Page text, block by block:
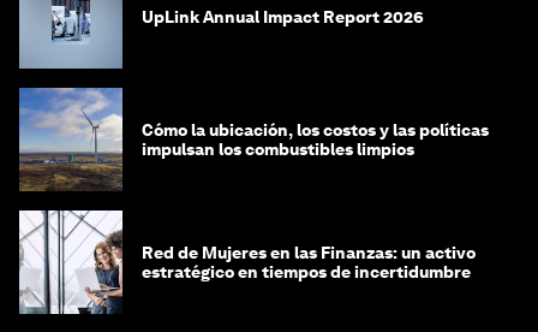
UpLink Annual Impact Report 2026
Cómo la ubicación, los costos y las políticas
impulsan los combustibles limpios
Red de Mujeres en las Finanzas: un activo
estratégico en tiempos de incertidumbre